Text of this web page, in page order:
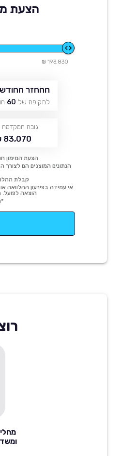
הצעת
193,830 ₪
ההחזר
לתקופה של 60
גובה
83,070 ₪
הצעת המימון
הנתונים המוצגים הם לצורך
קבלת
אי עמידה בפירעון ההלוואה
הוצאה לפועל.